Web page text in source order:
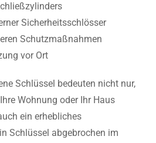
Sicherheitsschlösser
Schutzmaßnahmen
vor Ort
Schlüssel bedeuten nicht nur,
Wohnung oder Ihr Haus
ein erhebliches
Schlüssel abgebrochen im